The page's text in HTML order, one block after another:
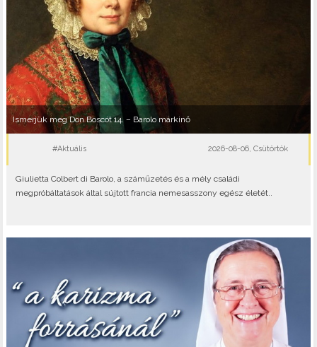
Ismerjük meg Don Boscót 14. – Barolo márkinő
#Aktuális 2026-08-06, Csütörtök
Giulietta Colbert di Barolo, a száműzetés és a mély családi
megpróbáltatások által sújtott francia nemesasszony egész életét..